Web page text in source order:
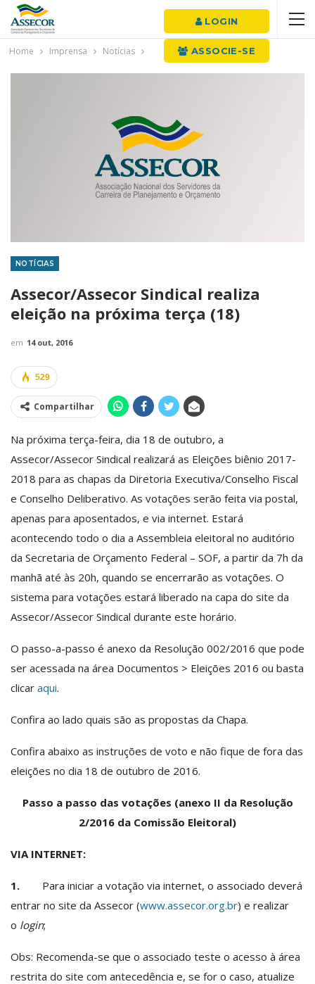
LOGIN
ASSOCIE-SE
Home Imprensa Notícias
NOTÍCIAS
Assecor/Assecor Sindical realiza
eleição na próxima terça (18)
em 14 out, 2016
529
Compartilhar
Na próxima terça-feira, dia 18 de outubro, a
Assecor/Assecor Sindical realizará as Eleições biênio 2017-
2018 para as chapas da Diretoria Executiva/Conselho Fiscal
e Conselho Deliberativo. As votações serão feita via postal,
apenas para aposentados, e via internet. Estará
acontecendo todo o dia a Assembleia eleitoral no auditório
da Secretaria de Orçamento Federal – SOF, a partir da 7h da
manhã até às 20h, quando se encerrarão as votações. O
sistema para votações estará liberado na capa do site da
Assecor/Assecor Sindical durante este horário.
O passo-a-passo é anexo da Resolução 002/2016 que pode
ser acessada na área Documentos > Eleições 2016 ou basta
clicar aqui.
Confira ao lado quais são as propostas da Chapa.
Confira abaixo as instruções de voto e não fique de fora das
eleições no dia 18 de outubro de 2016.
Passo a passo das votações (anexo II da Resolução
2/2016 da Comissão Eleitoral)
VIA INTERNET:
1. Para iniciar a votação via internet, o associado deverá
entrar no site da Assecor (www.assecor.org.br) e realizar
o login;
Obs: Recomenda-se que o associado teste o acesso à área
restrita do site com antecedência e, se for o caso, atualize